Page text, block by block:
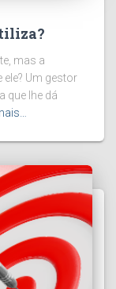
mas a
Um gestor
que lhe dá